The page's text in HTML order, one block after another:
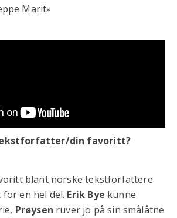
Marit»
din favoritt?
blant norske tekstforfattere
en hel del. Erik Bye kunne
Prøysen ruver jo på sin smålåtne